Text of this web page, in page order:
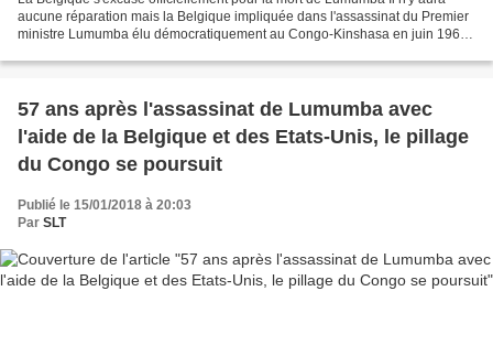
aucune réparation mais la Belgique impliquée dans l'assassinat du Premier
ministre Lumumba élu démocratiquement au Congo-Kinshasa en juin 1960
57 ans après l'assassinat de Lumumba avec
l'aide de la Belgique et des Etats-Unis, le pillage
du Congo se poursuit
Publié le 15/01/2018 à 20:03
Par SLT